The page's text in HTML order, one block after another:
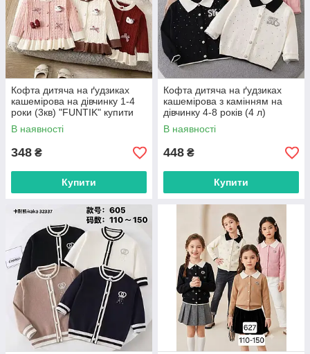
Кофта дитяча на ґудзиках
кашемірова на дівчинку 1-4
роки (3кв) "FUNTIK" купити
гуртом в Одесі на 7км
В наявності
348 ₴
Купити
Кофта дитяча на ґудзиках
кашемірова з камінням на
дівчинку 4-8 років (4 л)
"FUNTIK" купити гуртом в
Одесі на 7км
В наявності
448 ₴
Купити